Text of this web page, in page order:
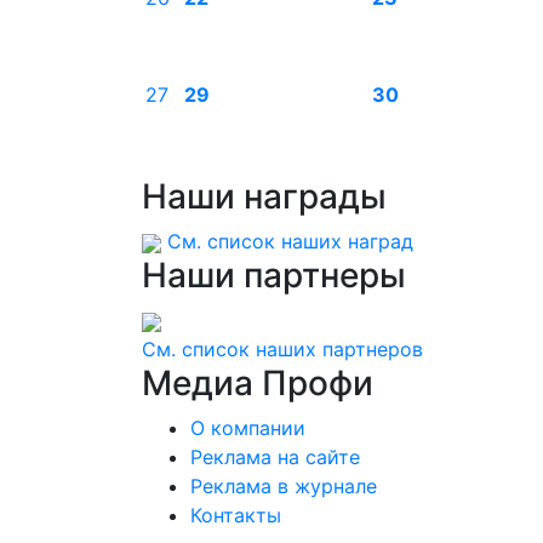
27 29
30
Наши награды
См. список наших наград
Наши партнеры
См. список наших партнеров
Медиа Профи
О компании
Реклама на сайте
Реклама в журнале
Контакты